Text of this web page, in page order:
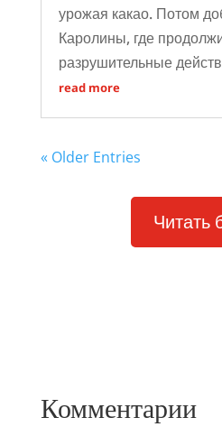
урожая какао. Потом
Каролины, где
разрушительные
read more
« Older Entries
Читать
Комментарии